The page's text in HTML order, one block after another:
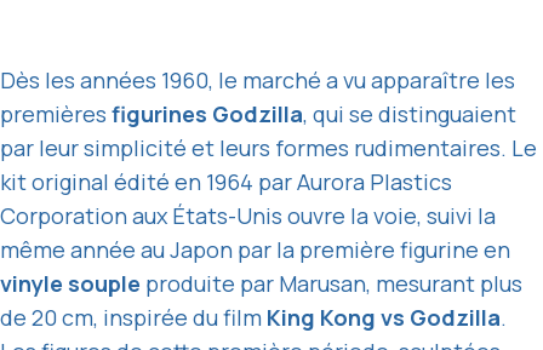
Dès les années 1960, le marché a vu apparaître les
premières figurines Godzilla, qui se distinguaient
par leur simplicité et leurs formes rudimentaires. Le
kit original édité en 1964 par Aurora Plastics
Corporation aux États-Unis ouvre la voie, suivi la
même année au Japon par la première figurine en
vinyle souple produite par Marusan, mesurant plus
de 20 cm, inspirée du film King Kong vs Godzilla.